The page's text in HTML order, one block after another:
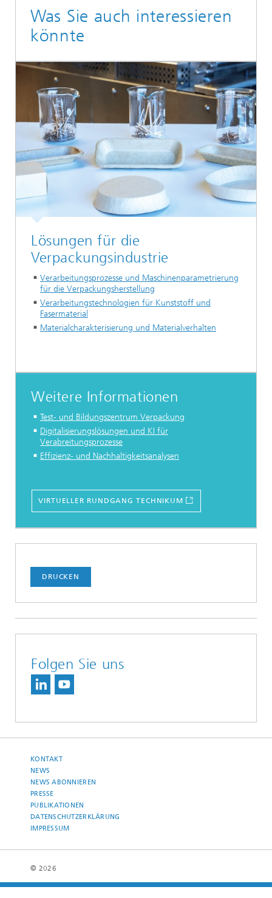
Was Sie auch interessieren
könnte
Lösungen für die
Verpackungsindustrie
Verarbeitungsprozesse und Maschinenparametrierung
für die Verpackungsherstellung
Verarbeitungstechnologien für Kunststoff und
Fasermaterial
Materialcharakterisierung und Materialverhalten
Weitere Informationen
Test- und Bildungszentrum Verpackung
Digitalisierungslösungen und KI für
Verabreitungsprozesse
Effizienz- und Nachhaltigkeitsanalysen
VIRTUELLER RUNDGANG TECHNIKUM
DRUCKEN
Folgen Sie uns
KONTAKT
NEWS
NEWS ABONNIEREN
PRESSE
PUBLIKATIONEN
DATENSCHUTZERKLÄRUNG
IMPRESSUM
© 2026